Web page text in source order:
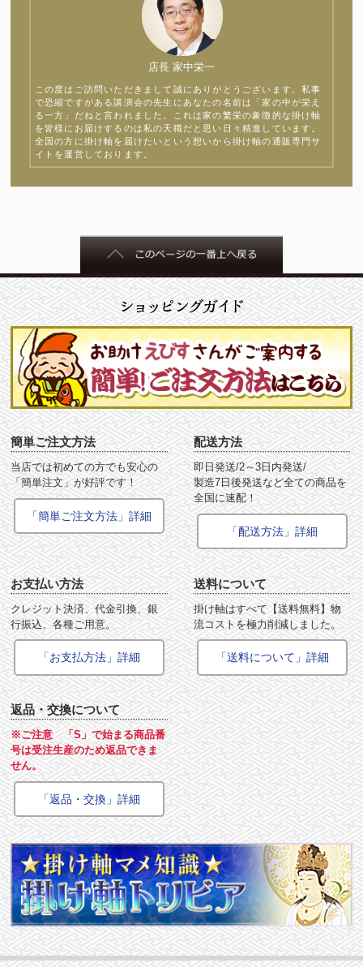
店長 家中栄一
この度はご訪問いただきまして誠にありがとうございます。私事
で恐縮ですがある講演会の先生にあなたの名前は「家の中が栄え
る一方」だねと言われました。これは家の繁栄の象徴的な掛け軸
を皆様にお届けするのは私の天職だと思い日々精進しています。
全国の方に掛け軸を届けたいという想いから掛け軸の通販専門サ
イトを運営しております。
簡単ご注文方法
当店では初めての方でも安心の
「簡単注文」が好評です！
「簡単ご注文方法」詳細
配送方法
即日発送/2～3日内発送/
製造7日後発送など全ての商品を
全国に速配！
「配送方法」詳細
お支払い方法
クレジット決済、代金引換、銀
行振込、各種ご用意。
「お支払方法」詳細
送料について
掛け軸はすべて【送料無料】物
流コストを極力削減しました。
「送料について」詳細
返品・交換について
※ご注意 「S」で始まる商品番
号は受注生産のため返品できま
せん。
「返品・交換」詳細